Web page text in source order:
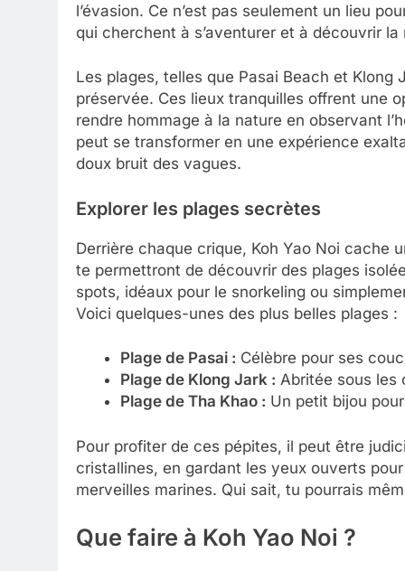
l’évasion. Ce n’est pas seulement un lieu
qui cherchent à s’aventurer et à découvrir
Les plages, telles que Pasai Beach et
préservée. Ces lieux tranquilles offrent une
rendre hommage à la nature en observant
peut se transformer en une expérience
doux bruit des vagues.
Explorer les plages secrètes
Derrière chaque crique, Koh Yao Noi cache
te permettront de découvrir des plages
spots, idéaux pour le snorkeling ou
Voici quelques-unes des plus belles plages :
Plage de Pasai : Célèbre pour ses
Plage de Klong Jark : Abritée sous les
Plage de Tha Khao : Un petit bijou
Pour profiter de ces pépites, il peut être
cristallines, en gardant les yeux ouverts
merveilles marines. Qui sait, tu pourrais
Que faire à Koh Yao Noi ?